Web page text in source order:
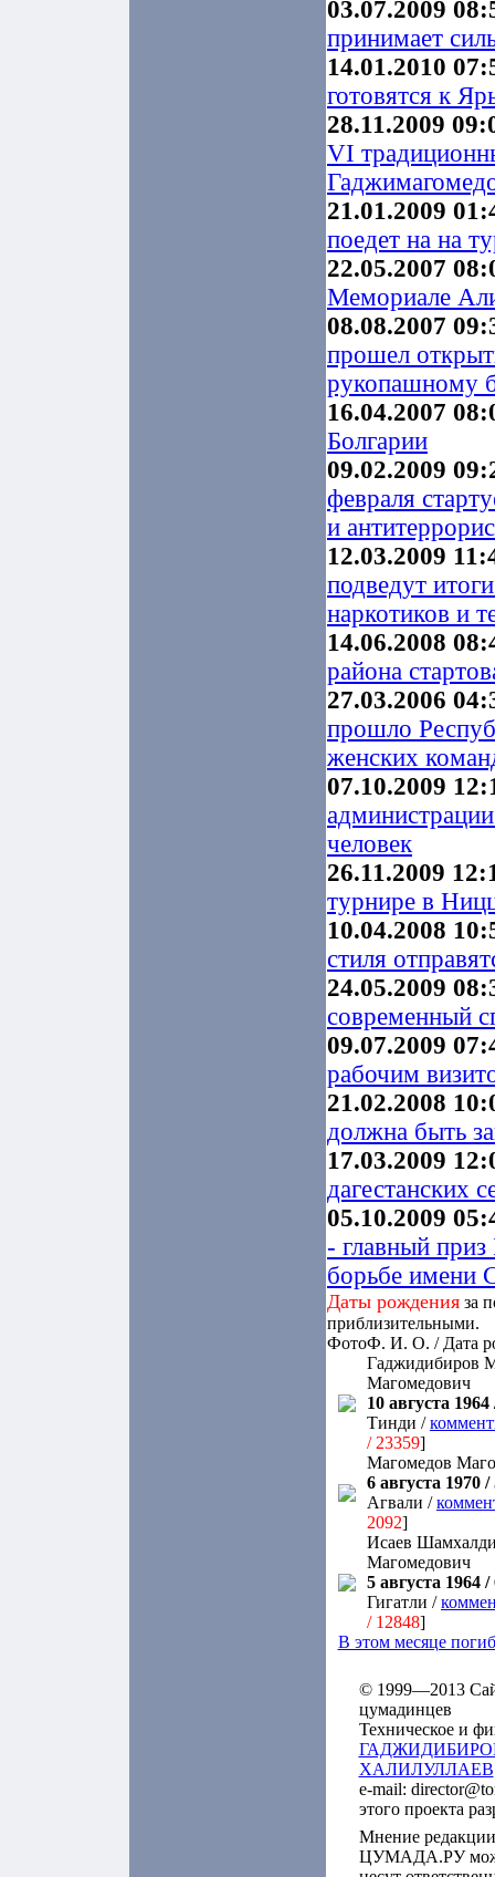
03.07.2009
принимает
14.01.2010
готовятся к
28.11.2009
VI
21.01.2009
поедет на на
22.05.2007
Мемориале
08.08.2007
прошел
рукопашному
16.04.2007
Болгарии
09.02.2009
февраля
и
12.03.2009
подведут
наркотиков и
14.06.2008
района
27.03.2006
прошло
женских
07.10.2009
человек
26.11.2009
турнире в
10.04.2008
стиля
24.05.2009
современный
09.07.2009
рабочим
21.02.2008
должна быть
17.03.2009
дагестанских
05.10.2009
- главный приз
борьбе имени
Даты рождения за
приблизительными.
ФотоФ. И. О. / Дата
Гаджидибиров
Магомедович
10 августа 1964
Тинди /
/ 23359]
Магомедов
6 августа 1970 /
Агвали /
2092]
Исаев
Магомедович
5 августа 1964 /
Гигатли /
/ 12848]
В этом месяце
© 1999—2013
цумадинцев
Техническое и
ХАЛИЛУЛЛАЕВ
e-mail:
этого проекта
Мнение
ЦУМАДА.РУ